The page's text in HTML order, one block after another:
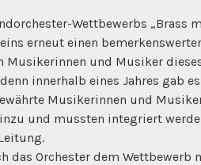
Wettbewerbs „Brass
erneut einen
und Musiker
innerhalb eines Jahres gab
Musikerinnen und
und mussten integriert
das Orchester dem Wettbewerb